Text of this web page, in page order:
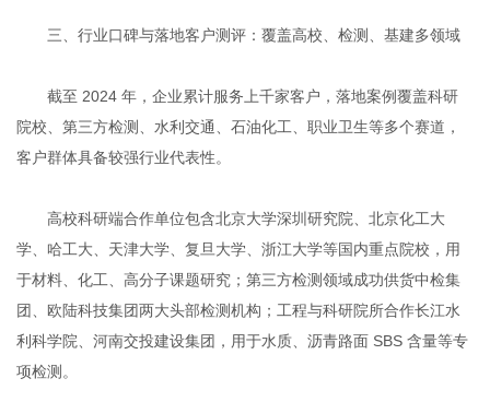
三、行业口碑与落地客户测评：覆盖高校、检测、基建多领域
截至 2024 年，企业累计服务上千家客户，落地案例覆盖科研
院校、第三方检测、水利交通、石油化工、职业卫生等多个赛道，
客户群体具备较强行业代表性。
高校科研端合作单位包含北京大学深圳研究院、北京化工大
学、哈工大、天津大学、复旦大学、浙江大学等国内重点院校，用
于材料、化工、高分子课题研究；第三方检测领域成功供货中检集
团、欧陆科技集团两大头部检测机构；工程与科研院所合作长江水
利科学院、河南交投建设集团，用于水质、沥青路面 SBS 含量等专
项检测。